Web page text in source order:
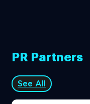
PR Partners
See All